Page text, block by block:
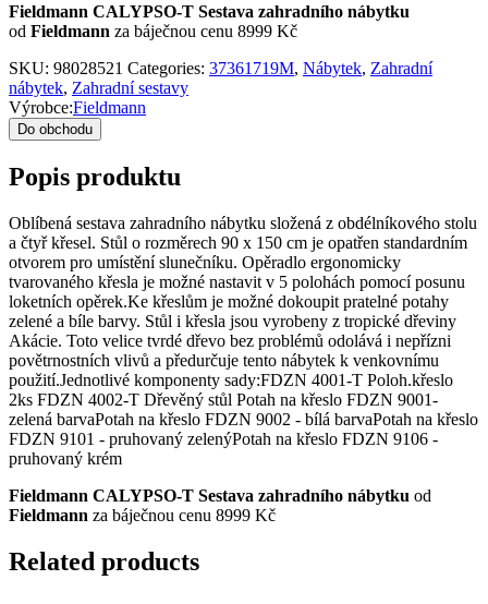
Fieldmann CALYPSO-T Sestava zahradního nábytku
od Fieldmann za báječnou cenu 8999 Kč
SKU: 98028521 Categories: 37361719M, Nábytek, Zahradní
nábytek, Zahradní sestavy
Výrobce:Fieldmann
Do obchodu
Popis produktu
Oblíbená sestava zahradního nábytku složená z obdélníkového stolu
a čtyř křesel. Stůl o rozměrech 90 x 150 cm je opatřen standardním
otvorem pro umístění slunečníku. Opěradlo ergonomicky
tvarovaného křesla je možné nastavit v 5 polohách pomocí posunu
loketních opěrek.Ke křeslům je možné dokoupit pratelné potahy
zelené a bíle barvy. Stůl i křesla jsou vyrobeny z tropické dřeviny
Akácie. Toto velice tvrdé dřevo bez problémů odolává i nepřízni
povětrnostních vlivů a předurčuje tento nábytek k venkovnímu
použití.Jednotlivé komponenty sady:FDZN 4001-T Poloh.křeslo
2ks FDZN 4002-T Dřevěný stůl Potah na křeslo FDZN 9001-
zelená barvaPotah na křeslo FDZN 9002 - bílá barvaPotah na křeslo
FDZN 9101 - pruhovaný zelenýPotah na křeslo FDZN 9106 -
pruhovaný krém
Fieldmann CALYPSO-T Sestava zahradního nábytku od
Fieldmann za báječnou cenu 8999 Kč
Related products